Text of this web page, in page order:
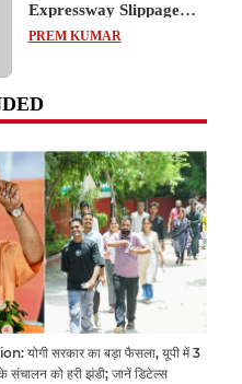
Expressway Slippage
Action: कानपुर-लखनऊ
और कंपनियों पर गिरी गाज,
PREM KUMAR
योगी सरकार का बड़ा फैसला, यूपी में 3
के संचालन को हरी झंडी; जानें डिटेल्स